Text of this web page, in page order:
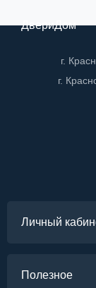
ДвериДом
г.
г.
Личный
Полезное